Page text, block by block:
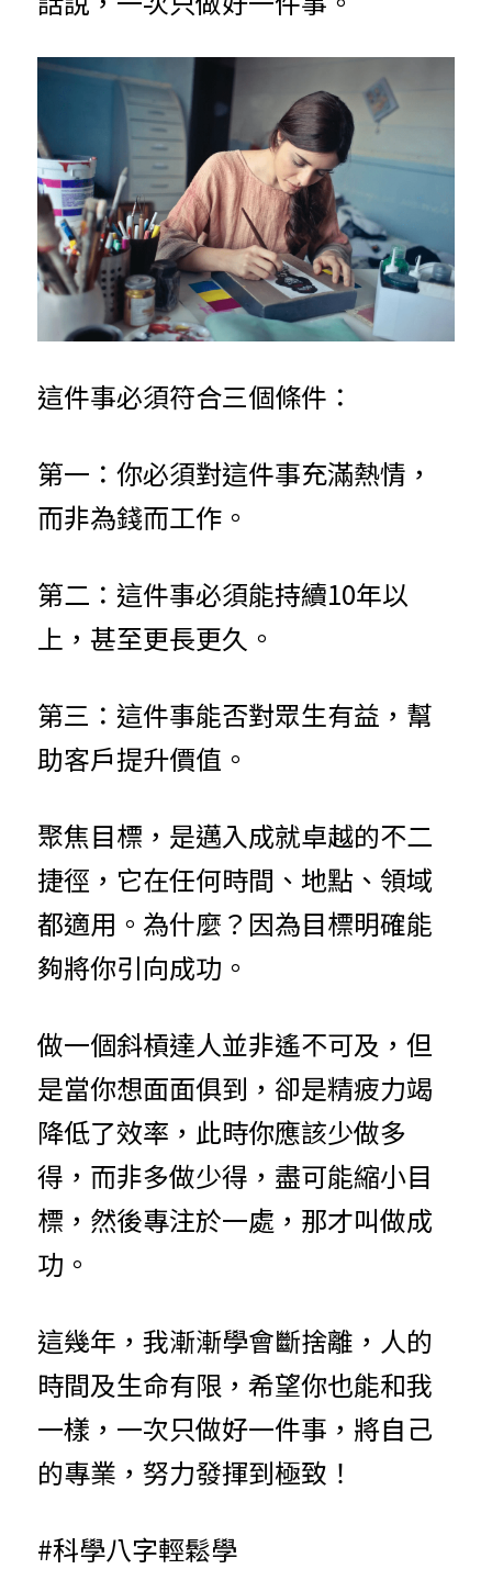
這件事必須符合三個條件：
第一：你必須對這件事充滿熱情，
而非為錢而工作。
第二：這件事必須能持續10年以
上，甚至更長更久。
第三：這件事能否對眾生有益，幫
助客戶提升價值。
聚焦目標，是邁入成就卓越的不二
捷徑，它在任何時間、地點、領域
都適用。為什麼？因為目標明確能
夠將你引向成功。
做一個斜槓達人並非遙不可及，但
是當你想面面俱到，卻是精疲力竭
降低了效率，此時你應該少做多
得，而非多做少得，盡可能縮小目
標，然後專注於一處，那才叫做成
功。
這幾年，我漸漸學會斷捨離，人的
時間及生命有限，希望你也能和我
一樣，一次只做好一件事，將自己
的專業，努力發揮到極致！
#科學八字輕鬆學